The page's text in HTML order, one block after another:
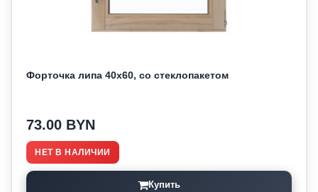
Форточка липа 40х60, со стеклопакетом
73.00 BYN
НЕТ В НАЛИЧИИ
Купить